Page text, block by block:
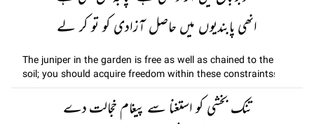
انھی پابندیوں میں حاصل آزادی کو تو کر لے
The juniper in the garden is free as well as chained to the
soil; you should acquire freedom within these constraints!
تنک بخشی کو استغنا سے پیغام خجالت دے